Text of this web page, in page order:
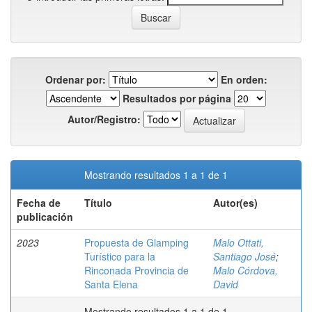
Ordenar por:
En orden:
Resultados por página
Autor/Registro:
Mostrando resultados 1 a 1 de 1
Fecha de
publicación
Título Autor(es)
2023
Propuesta de Glamping
Turístico para la
Rinconada Provincia de
Santa Elena
Malo Ottati,
Santiago José;
Malo Córdova,
David